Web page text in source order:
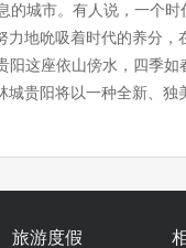
城市。有人说，一个
地吮吸着时代的养分
阳这座依山傍水，四季
贵阳将以一种全新、
旅游度假